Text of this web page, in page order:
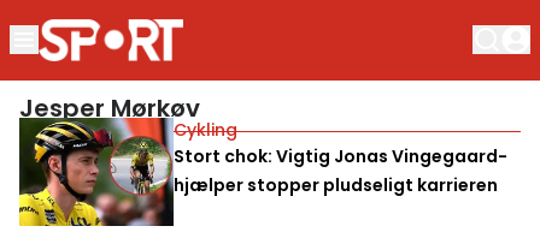
Jesper Mørkøv
Cykling
Stort chok: Vigtig Jonas Vingegaard-
hjælper stopper pludseligt karrieren